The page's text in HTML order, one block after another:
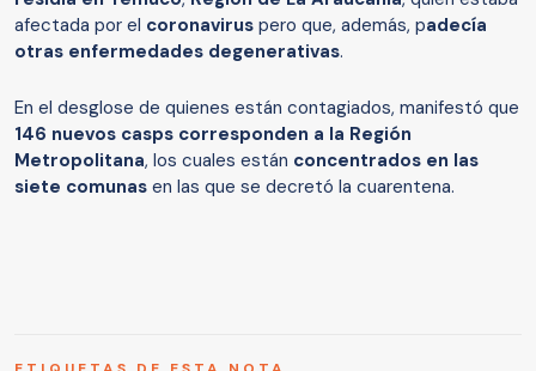
afectada por el coronavirus pero que, además, padecía
otras enfermedades degenerativas.
En el desglose de quienes están contagiados, manifestó que
146 nuevos casps corresponden a la Región
Metropolitana, los cuales están concentrados en las
siete comunas en las que se decretó la cuarentena.